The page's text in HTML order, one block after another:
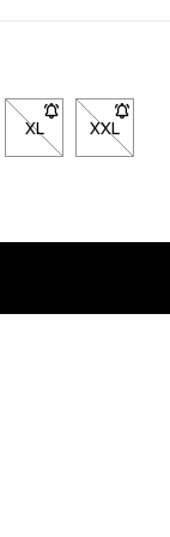
L nicht verfügbar.
XL- Größe XL nicht
XXL- Größe